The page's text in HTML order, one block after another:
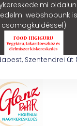
webshopunk
csomagküldéssel)
Szentendrei út